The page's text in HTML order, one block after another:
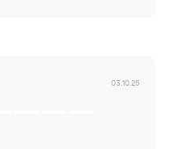
03.10.25